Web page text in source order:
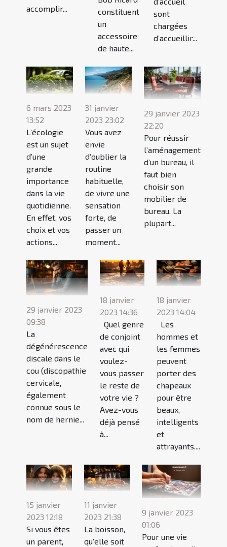
accomplir...
constituent
un
accessoire
de haute...
sont
chargées
d’accueillir...
6 mars 2023
13:52
L’écologie
est un sujet
d’une
grande
importance
dans la vie
quotidienne.
En effet, vos
choix et vos
actions...
31 janvier
2023 23:02
Vous avez
envie
d’oublier la
routine
habituelle,
de vivre une
sensation
forte, de
passer un
moment...
29 janvier 2023
22:20
Pour réussir
l’aménagement
d’un bureau, il
faut bien
choisir son
mobilier de
bureau. La
plupart...
29 janvier 2023
09:38
La
dégénérescence
discale dans le
cou (discopathie
cervicale,
également
connue sous le
nom de hernie...
18 janvier
2023 14:36
Quel genre
de conjoint
avec qui
voulez-
vous passer
le reste de
votre vie ?
Avez-vous
déjà pensé
à...
18 janvier
2023 14:04
Les
hommes et
les femmes
peuvent
porter des
chapeaux
pour être
beaux,
intelligents
et
attrayants....
15 janvier
2023 12:18
Si vous êtes
un parent,
11 janvier
2023 21:38
La boisson,
qu’elle soit
9 janvier 2023
01:06
Pour une vie